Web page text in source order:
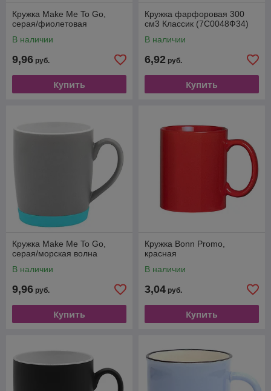
Кружка Make Me To Go,
серая/фиолетовая
В наличии
9,96 руб.
Купить
Кружка фарфоровая 300
см3 Классик (7С0048Ф34)
В наличии
6,92 руб.
Купить
Кружка Make Me To Go,
серая/морская волна
В наличии
9,96 руб.
Купить
Кружка Bonn Promo,
красная
В наличии
3,04 руб.
Купить